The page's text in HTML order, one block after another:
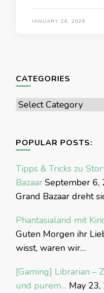
JANUARY 26, 2026
CATEGORIES
Categories
POPULAR POSTS:
Tipps & Tricks zu
Bazaar September 6,
Grand Bazaar dreht
Phantasialand mit
Guten Morgen ihr
wisst, waren wir…
[Gaming] Librarian –
und purem… May